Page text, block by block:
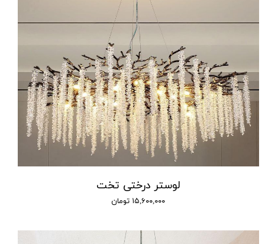
لوستر درختی تخت
۱۵,۶۰۰,۰۰۰ تومان